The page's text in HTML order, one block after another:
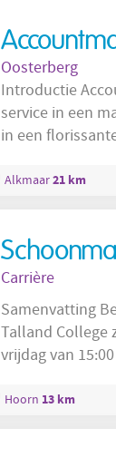
Oosterberg
Introductie Accountmanager laat onze klanten profiteren van betrokken persoonlijke
service in een markt vól
in een
woningbouw,
Alkmaar21 km
Carrière
Samenvatting
Talland College
vrijdag van
College in
Hoorn 13 km